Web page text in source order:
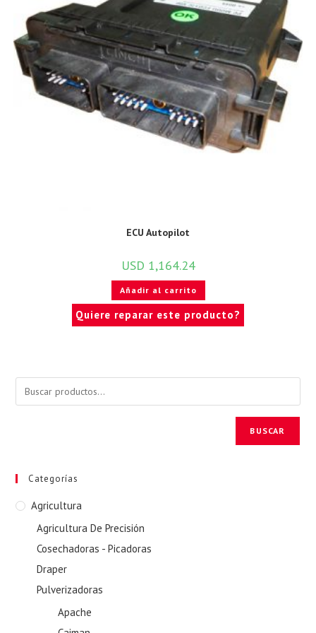
ECU Autopilot
USD 1,164.24
Añadir al carrito
Quiere reparar este producto?
BUSCAR
Categorías
Agricultura
Agricultura De Precisión
Cosechadoras - Picadoras
Draper
Pulverizadoras
Apache